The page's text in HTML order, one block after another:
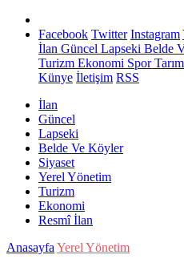
Facebook Twitter Instagram
İlan Güncel Lapseki Belde
Turizm Ekonomi SporTarım
Künye İletişim RSS
İlan
Güncel
Lapseki
Belde Ve Köyler
Siyaset
Yerel Yönetim
Turizm
Ekonomi
Resmî İlan
Anasayfa Yerel Yönetim